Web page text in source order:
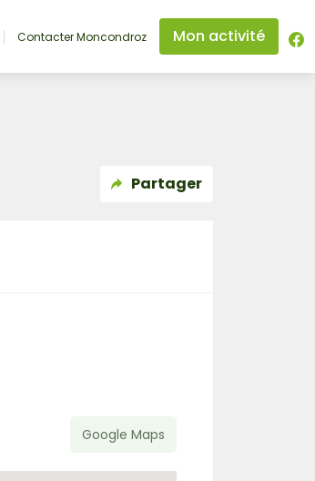
Contacter Moncondroz Mon activité
Partager
Google Maps